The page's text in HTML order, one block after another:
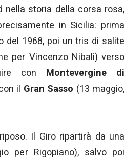
storia della corsa
in Sicilia: prima
del 1968, poi un tris di salite
per Vincenzo Nibali) verso
con Montevergine di
il Gran Sasso (13 maggio,
Il Giro ripartirà da
per Rigopiano), salvo poi